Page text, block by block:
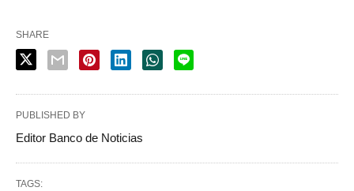
SHARE
PUBLISHED BY
Editor Banco de Noticias
TAGS: